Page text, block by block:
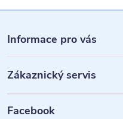
á
p
a
Informace pro vás
Zákaznický servis
Facebook